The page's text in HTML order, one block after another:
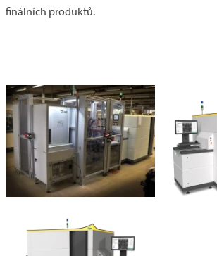
finálních produktů.